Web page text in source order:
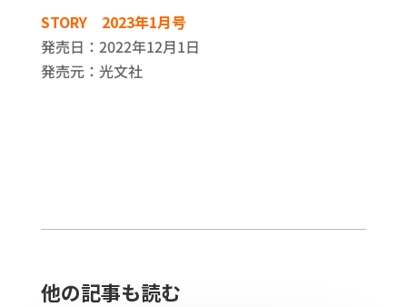
STORY 2023年1月号
発売日：2022年12月1日
発売元：光文社
他の記事も読む​